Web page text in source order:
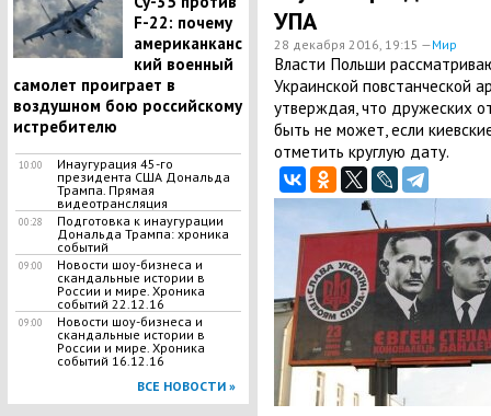
F-22: почему
американканс
кий военный
самолет проиграет в
воздушном бою российскому
истребителю
10:00
Инаугурация 45-го
президента США Дональда
Трампа. Прямая
видеотрансляция
00:28
Подготовка к инаугурации
Дональда Трампа: хроника
событий
09:00
Новости шоу-бизнеса и
скандальные истории в
России и мире. Хроника
событий 22.12.16
09:00
Новости шоу-бизнеса и
скандальные истории в
России и мире. Хроника
событий 16.12.16
ВСЕ НОВОСТИ »
УПА
28 декабря 2016, 19:15 —Мир
Власти Польши
Украинской повстанческой
утверждая, что дружеских
быть не может, если
отметить круглую дату.